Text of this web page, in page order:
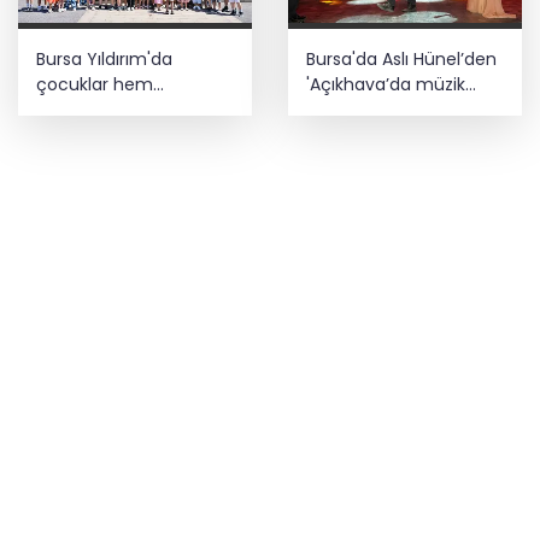
Bursa Yıldırım'da
çocuklar hem
Bursa'da Aslı Hünel’den
'Açıkhava’da müzik